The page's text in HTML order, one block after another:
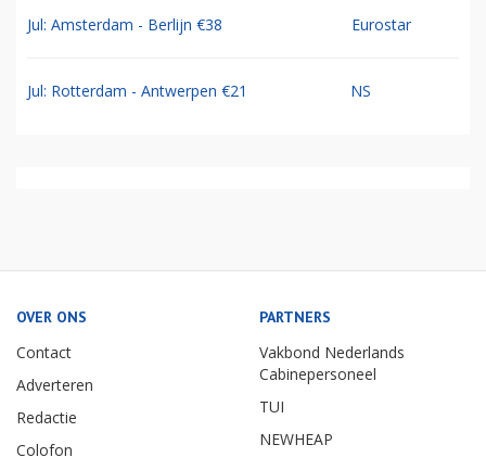
Jul: Amsterdam - Berlijn €38 Eurostar
Jul: Rotterdam - Antwerpen €21 NS
OVER ONS
Contact
Adverteren
Redactie
Colofon
PARTNERS
Vakbond Nederlands
Cabinepersoneel
TUI
NEWHEAP